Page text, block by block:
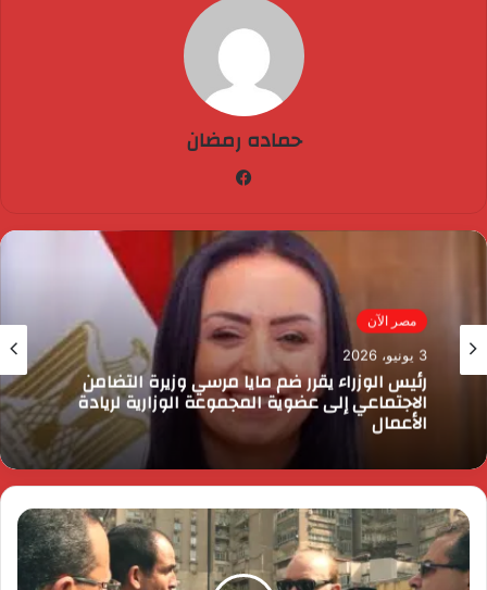
حماده رمضان
مصر الآن
3 يونيو، 2026
رئيس الوزراء يقرر ضم مايا مرسي وزيرة التضامن
الاجتماعي إلى عضوية المجموعة الوزارية لريادة
الأعمال